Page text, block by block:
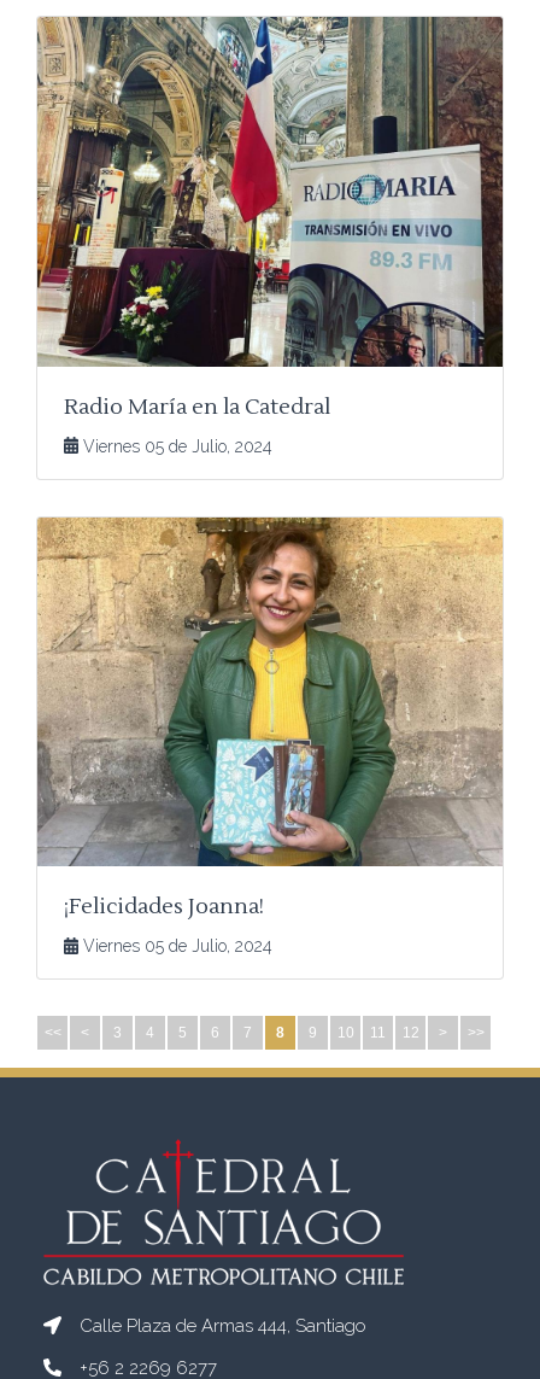
Radio María en la Catedral
Viernes 05 de Julio, 2024
¡Felicidades Joanna!
Viernes 05 de Julio, 2024
<< < 3 4 5 6 7 8 9 10 11 12 > >>
Calle Plaza de Armas 444, Santiago
+56 2 2269 6277